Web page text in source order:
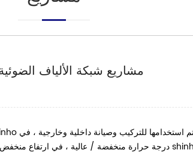
مشاريع شبكة الألياف